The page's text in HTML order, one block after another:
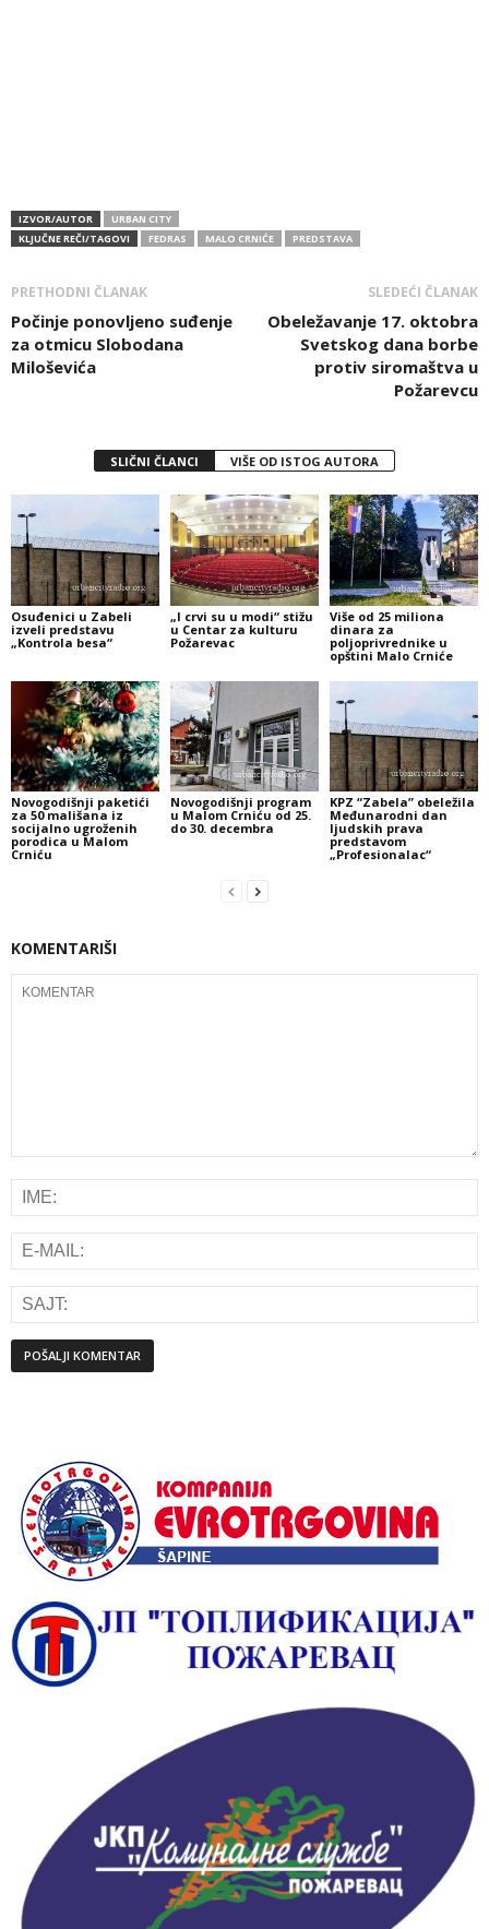
IZVOR/AUTOR
URBAN CITY
KLJUČNE REČI/TAGOVI
FEDRAS MALO CRNIĆE PREDSTAVA
PRETHODNI ČLANAK
Počinje ponovljeno suđenje
za otmicu Slobodana
Miloševića
SLEDEĆI ČLANAK
Obeležavanje 17. oktobra
Svetskog dana borbe
protiv siromaštva u
Požarevcu
SLIČNI ČLANCI VIŠE OD ISTOG AUTORA
Osuđenici u Zabeli
izveli predstavu
„Kontrola besa“
„I crvi su u modi“ stižu
u Centar za kulturu
Požarevac
Više od 25 miliona
dinara za
poljoprivrednike u
opštini Malo Crniće
Novogodišnji paketići
za 50 mališana iz
socijalno ugroženih
porodica u Malom
Crniću
Novogodišnji program
u Malom Crniću od 25.
do 30. decembra
KPZ “Zabela” obeležila
Međunarodni dan
ljudskih prava
predstavom
„Profesionalac“
KOMENTARIŠI